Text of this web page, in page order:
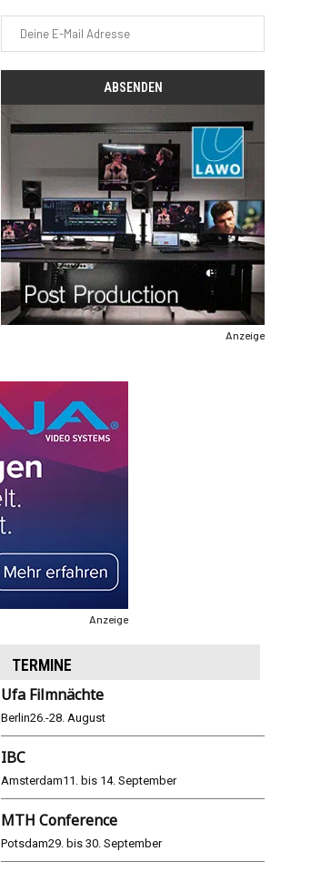
Anzeige
Anzeige
TERMINE
Ufa Filmnächte
Berlin26.-28. August
IBC
Amsterdam11. bis 14. September
MTH Conference
Potsdam29. bis 30. September